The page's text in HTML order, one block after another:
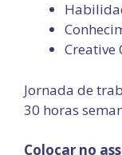
Creative
Jornada de
30 horas
Colocar no